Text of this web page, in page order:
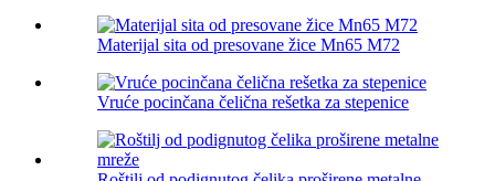
Materijal sita od presovane žice Mn65 M72
Vruće pocinčana čelična rešetka za stepenice